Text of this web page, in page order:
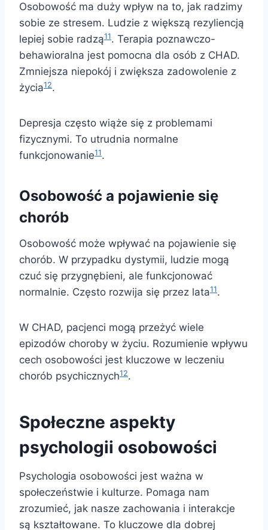
Osobowość ma duży wpływ na to, jak radzimy
sobie ze stresem. Ludzie z większą rezyliencją
lepiej sobie radzą11. Terapia poznawczo-
behawioralna jest pomocna dla osób z CHAD.
Zmniejsza niepokój i zwiększa zadowolenie z
życia12.
Depresja często wiąże się z problemami
fizycznymi. To utrudnia normalne
funkcjonowanie11.
Osobowość a pojawienie się
chorób
Osobowość może wpływać na pojawienie się
chorób. W przypadku dystymii, ludzie mogą
czuć się przygnębieni, ale funkcjonować
normalnie. Często rozwija się przez lata11.
W CHAD, pacjenci mogą przeżyć wiele
epizodów choroby w życiu. Rozumienie wpływu
cech osobowości jest kluczowe w leczeniu
chorób psychicznych12.
Społeczne aspekty
psychologii osobowości
Psychologia osobowości jest ważna w
społeczeństwie i kulturze. Pomaga nam
zrozumieć, jak nasze zachowania i interakcje
są kształtowane. To kluczowe dla dobrej